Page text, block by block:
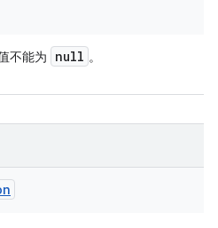
不能为 null 。